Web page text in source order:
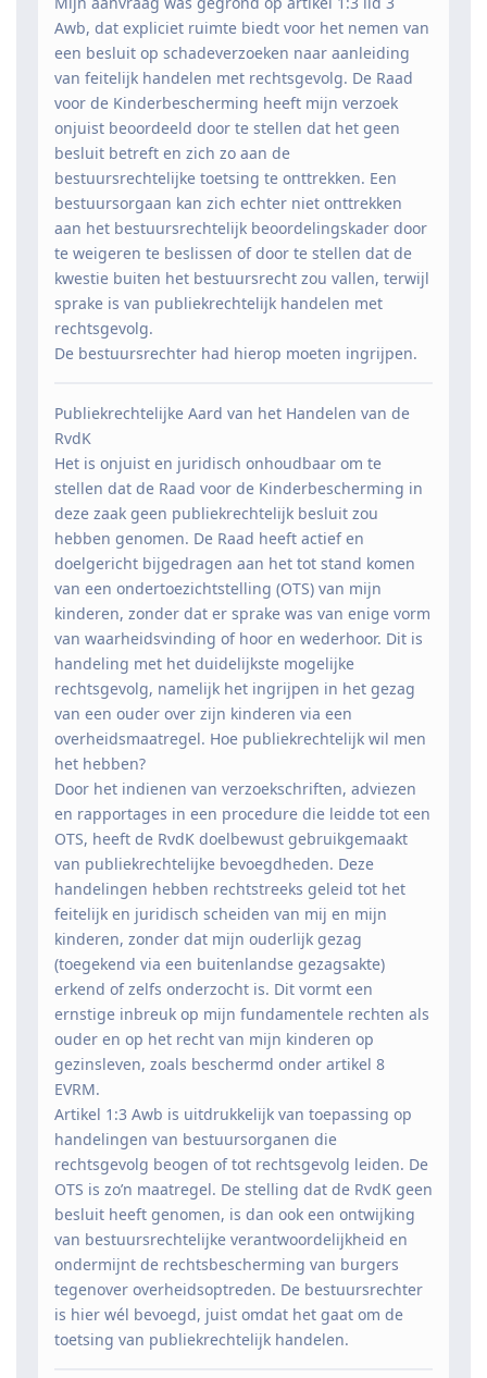
Awb, dat expliciet ruimte biedt voor het nemen van
een besluit op schadeverzoeken naar aanleiding
van feitelijk handelen met rechtsgevolg. De Raad
voor de Kinderbescherming heeft mijn verzoek
onjuist beoordeeld door te stellen dat het geen
besluit betreft en zich zo aan de
bestuursrechtelijke toetsing te onttrekken. Een
bestuursorgaan kan zich echter niet onttrekken
aan het bestuursrechtelijk beoordelingskader door
te weigeren te beslissen of door te stellen dat de
kwestie buiten het bestuursrecht zou vallen, terwijl
sprake is van publiekrechtelijk handelen met
rechtsgevolg.
De bestuursrechter had hierop moeten ingrijpen.
Publiekrechtelijke Aard van het Handelen van de
RvdK
Het is onjuist en juridisch onhoudbaar om te
stellen dat de Raad voor de Kinderbescherming in
deze zaak geen publiekrechtelijk besluit zou
hebben genomen. De Raad heeft actief en
doelgericht bijgedragen aan het tot stand komen
van een ondertoezichtstelling (OTS) van mijn
kinderen, zonder dat er sprake was van enige vorm
van waarheidsvinding of hoor en wederhoor. Dit is
handeling met het duidelijkste mogelijke
rechtsgevolg, namelijk het ingrijpen in het gezag
van een ouder over zijn kinderen via een
overheidsmaatregel. Hoe publiekrechtelijk wil men
het hebben?
Door het indienen van verzoekschriften, adviezen
en rapportages in een procedure die leidde tot een
OTS, heeft de RvdK doelbewust gebruikgemaakt
van publiekrechtelijke bevoegdheden. Deze
handelingen hebben rechtstreeks geleid tot het
feitelijk en juridisch scheiden van mij en mijn
kinderen, zonder dat mijn ouderlijk gezag
(toegekend via een buitenlandse gezagsakte)
erkend of zelfs onderzocht is. Dit vormt een
ernstige inbreuk op mijn fundamentele rechten als
ouder en op het recht van mijn kinderen op
gezinsleven, zoals beschermd onder artikel 8
EVRM.
Artikel 1:3 Awb is uitdrukkelijk van toepassing op
handelingen van bestuursorganen die
rechtsgevolg beogen of tot rechtsgevolg leiden. De
OTS is zo’n maatregel. De stelling dat de RvdK geen
besluit heeft genomen, is dan ook een ontwijking
van bestuursrechtelijke verantwoordelijkheid en
ondermijnt de rechtsbescherming van burgers
tegenover overheidsoptreden. De bestuursrechter
is hier wél bevoegd, juist omdat het gaat om de
toetsing van publiekrechtelijk handelen.